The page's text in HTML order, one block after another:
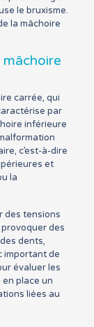
le bruxisme.
la mâchoire
carrée, qui
par
inférieure
c’est-à-dire
et
la
des tensions
des
dents,
important de
évaluer les
place un
liées au